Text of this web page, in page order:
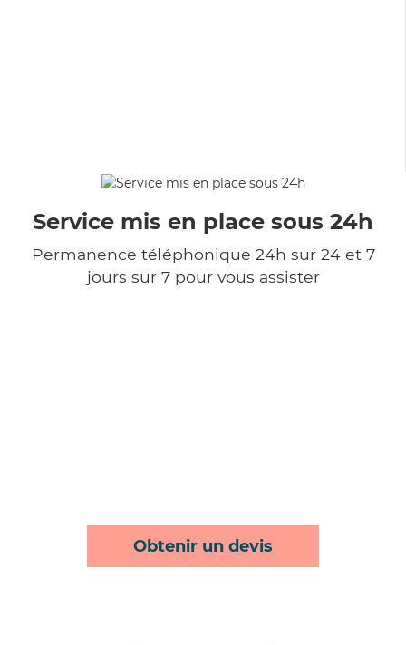
Service mis en place sous 24h
Permanence téléphonique 24h sur 24 et 7
jours sur 7 pour vous assister
Obtenir un devis